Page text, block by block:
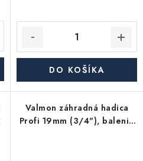
DO KOŠÍKA
Valmon záhradná hadica
Profi 19mm (3/4"), balenie